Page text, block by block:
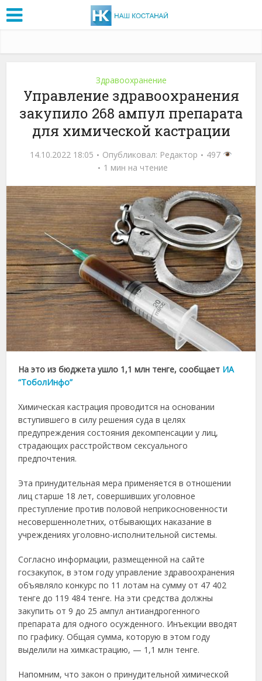
Здравоохранение
Управление здравоохранения
закупило 268 ампул препарата
для химической кастрации
14.10.2022 18:05 Опубликовал: Редактор
497
1 мин на чтение
На это из бюджета ушло 1,1 млн тенге, сообщает ИА
“ТоболИнфо”
Химическая кастрация проводится на основании
вступившего в силу решения суда в целях
предупреждения состояния декомпенсации у лиц,
страдающих расстройством сексуального
предпочтения.
Эта принудительная мера применяется в отношении
лиц старше 18 лет, совершивших уголовное
преступление против половой неприкосновенности
несовершеннолетних, отбывающих наказание в
учреждениях уголовно-исполнительной системы.
Согласно информации, размещенной на сайте
госзакупок, в этом году управление здравоохранения
объявляло конкурс по 11 лотам на сумму от 47 402
тенге до 119 484 тенге. На эти средства должны
закупить от 9 до 25 ампул антиандрогенного
препарата для одного осужденного. Инъекции вводят
по графику. Общая сумма, которую в этом году
выделили на химкастрацию, — 1,1 млн тенге.
Напомним, что закон о принудительной химической